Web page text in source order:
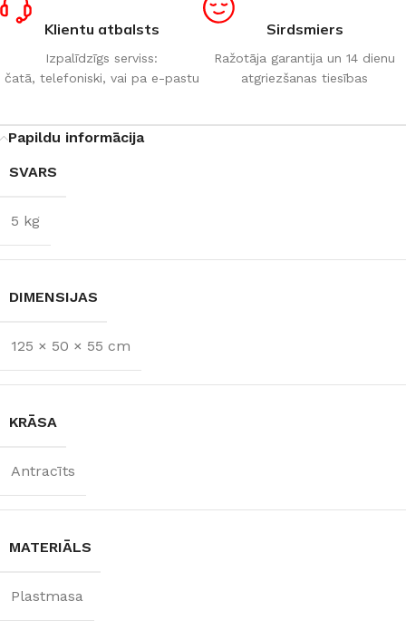
Klientu atbalsts
Izpalīdzīgs serviss:
čatā, telefoniski, vai pa e-pastu
Sirdsmiers
Ražotāja garantija un 14 dienu
atgriezšanas tiesības
Papildu informācija
SVARS
5 kg
DIMENSIJAS
125 × 50 × 55 cm
KRĀSA
Antracīts
MATERIĀLS
Plastmasa